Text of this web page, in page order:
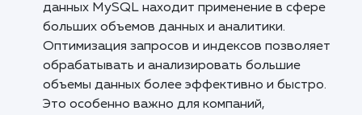
улучшение скорости выполнения запросов и
снижение нагрузки на базу данных. Это
позволяет улучшить производительность
приложений, ускорить загрузку страниц и
повысить общую отзывчивость системы.